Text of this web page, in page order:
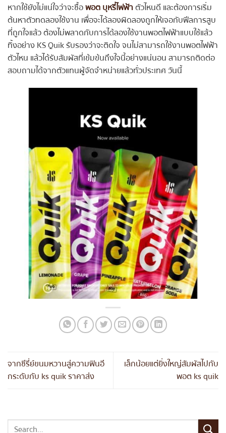
หากใช้ยังไม่แน่ใจว่าจะซื้อพอต บุหรี่ไฟฟ้าตัวไหนดี และต้องการเริ่ม
ต้นหาตัวทดลองใช้งาน เพื่อจะได้ลองผิดลองถูกให้เจอกับฟีลการสูบ
ที่ถูกใจแล้ว ต้องไม่พลาดกับการได้ลองใช้งานพอตไฟฟ้าแบบใช้แล้ว
ทิ้งอย่าง KS Quik รับรองว่าจะติดใจ จนไม่สามารถใช้งานพอตไฟฟ้า
ตัวไหน แล้วได้รับสัมผัสที่เข้มข้นถึงใจนี้อย่างแน่นอน สามารถติดต่อ
สอบถามได้จากตัวแทนผู้จัดจำหน่ายแล้วทั่วประเทศ วันนี้
จากซีรี่ย์ขนมหวานสู่ความฟินอี
กระดับกับ ks quik ราคาส่ง
เล็กน้อยแต่ยิ่งใหญ่สัมผัสไปกับ
พอต ks quik